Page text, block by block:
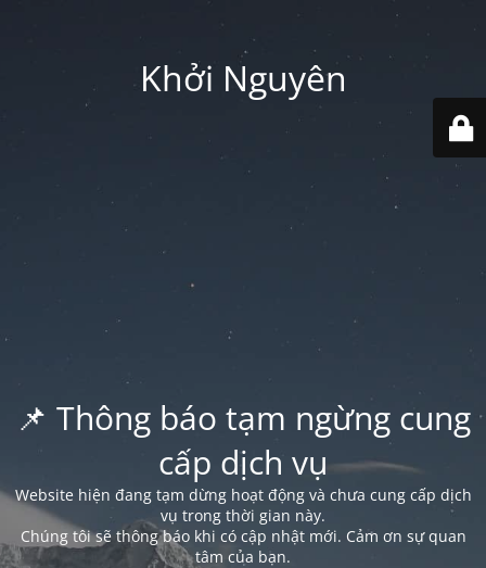
Khởi Nguyên
📌 Thông báo tạm ngừng cung
cấp dịch vụ
Website hiện đang tạm dừng hoạt động và chưa cung cấp dịch
vụ trong thời gian này.
Chúng tôi sẽ thông báo khi có cập nhật mới. Cảm ơn sự quan
tâm của bạn.